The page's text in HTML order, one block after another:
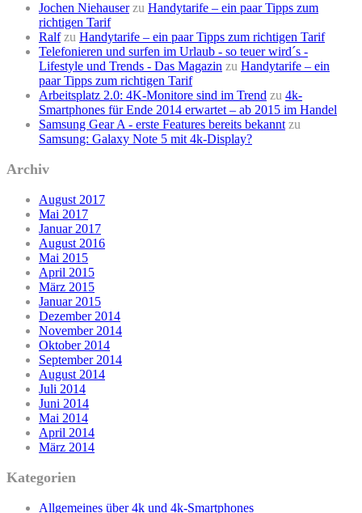
Jochen Niehauserzu Handytarife – ein paar Tipps zum
richtigen Tarif
Ralfzu Handytarife – ein paar Tipps zum richtigen Tarif
Telefonieren und surfen im Urlaub - so teuer wird´s -
Lifestyle und Trends - Das Magazin zu Handytarife – ein
paar Tipps zum richtigen Tarif
Arbeitsplatz 2.0: 4K-Monitore sind im Trend zu 4k-
Smartphones für Ende 2014 erwartet – ab 2015 im Handel
Samsung Gear A - erste Features bereits bekannt zu
Samsung: Galaxy Note 5 mit 4k-Display?
Archiv
August 2017
Mai 2017
Januar 2017
August 2016
Mai 2015
April 2015
März 2015
Januar 2015
Dezember 2014
November 2014
Oktober 2014
September 2014
August 2014
Juli 2014
Juni 2014
Mai 2014
April 2014
März 2014
Kategorien
Allgemeines über 4k und 4k-Smartphones